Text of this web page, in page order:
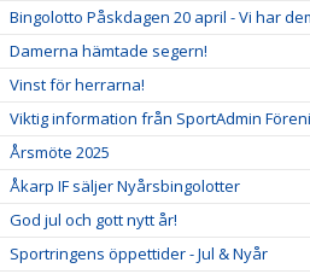
Bingolotto Påskdagen 20 april - Vi har
Damerna hämtade segern!
Vinst för herrarna!
Viktig information från SportAdmin
Årsmöte 2025
Åkarp IF säljer Nyårsbingolotter
God jul och gott nytt år!
Sportringens öppettider - Jul & Nyår